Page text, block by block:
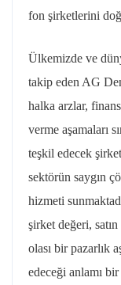
fon şirketlerini
Ülkemizde ve
takip eden AG
halka arzlar,
verme aşamaları
teşkil edecek
sektörün saygın
hizmeti
şirket değeri,
olası bir pazarlık
edeceği anlamı